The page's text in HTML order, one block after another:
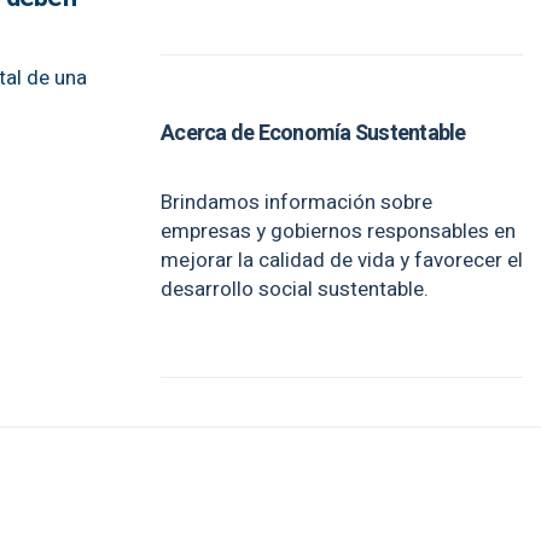
de una
Acerca de Economía Sustentable
Brindamos información sobre
empresas y gobiernos responsables en
mejorar la calidad de vida y favorecer el
desarrollo social sustentable.